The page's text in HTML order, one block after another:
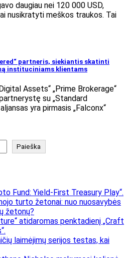
daugiau nei 120 000 USD,
nusikratyti meškos traukos. Tai
partneris, siekiantis skatinti
instituciniams klientams
Assets“ „Prime Brokerage“
su „Standard
yra pirmasis „Falconx“
Paieška
Fund: Yield-First Treasury Play“.
turto žetonai: nuo nuosavybės
žetonų?
atidaromas penktadienį „Craft
laimėjimų serijos testas, kai